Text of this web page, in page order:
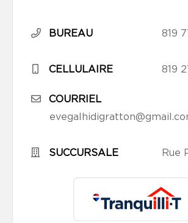
BUREAU 819
CELLULAIRE 819
COURRIEL
SUCCURSALE Rue